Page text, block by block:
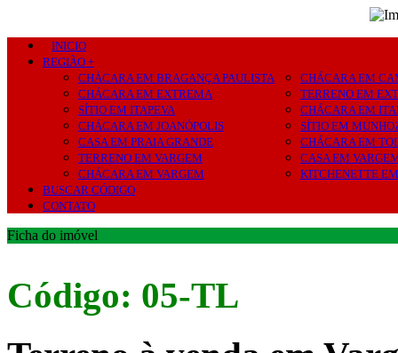
INICIO
REGIÃO +
CHÁCARA EM BRAGANÇA PAULISTA
CHÁCARA EM
CHÁCARA EM EXTREMA
TERRENO EM
SÍTIO EM ITAPEVA
CHÁCARA EM
CHÁCARA EM JOANÓPOLIS
SÍTIO EM
CASA EM PRAIA GRANDE
CHÁCARA EM
TERRENO EM VARGEM
CASA EM
CHÁCARA EM VARGEM
KITCHENETTE
BUSCAR CÓDIGO
CONTATO
Ficha do imóvel
Código: 05-TL